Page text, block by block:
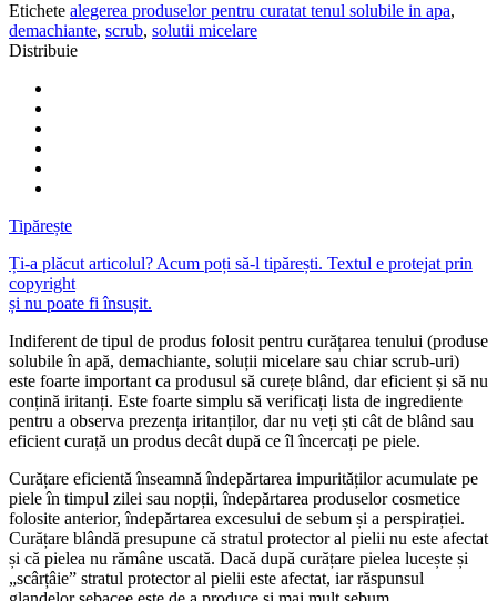
Etichete alegerea produselor pentru curatat tenul solubile in apa,
demachiante, scrub, solutii micelare
Distribuie
Tipărește
Ți-a plăcut articolul? Acum poți să-l tipărești. Textul e protejat prin
copyright
și nu poate fi însușit.
Indiferent de tipul de produs folosit pentru curățarea tenului (produse
solubile în apă, demachiante, soluții micelare sau chiar scrub-uri)
este foarte important ca produsul să curețe blând, dar eficient și să nu
conțină iritanți. Este foarte simplu să verificați lista de ingrediente
pentru a observa prezența iritanților, dar nu veți ști cât de blând sau
eficient curață un produs decât după ce îl încercați pe piele.
Curățare eficientă înseamnă îndepărtarea impurităților acumulate pe
piele în timpul zilei sau nopții, îndepărtarea produselor cosmetice
folosite anterior, îndepărtarea excesului de sebum și a perspirației.
Curățare blândă presupune că stratul protector al pielii nu este afectat
și că pielea nu rămâne uscată. Dacă după curățare pielea lucește și
„scârțâie” stratul protector al pielii este afectat, iar răspunsul